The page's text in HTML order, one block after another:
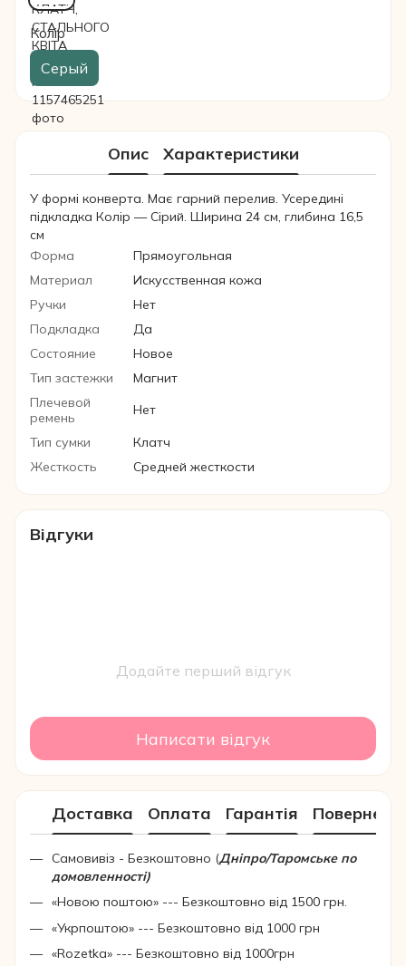
Колір
Серый
Опис Характеристики
У формі конверта. Має гарний перелив. Усередині
підкладка Колір — Сірий. Ширина 24 см, глибина 16,5
см
Форма
Прямоугольная
Материал
Искусственная кожа
Ручки
Нет
Подкладка
Да
Состояние
Новое
Тип застежки
Магнит
Плечевой
ремень
Нет
Тип сумки
Клатч
Жесткость
Средней жесткости
Відгуки
Додайте перший відгук
Написати відгук
Доставка Оплата Гарантія
Самовивіз - Безкоштовно (Дніпро/Таромське по
домовленності)
«Новою поштою» --- Безкоштовно від 1500 грн.
«Укрпоштою» --- Безкоштовно від 1000 грн
«Rozetka» --- Безкоштовно від 1000грн